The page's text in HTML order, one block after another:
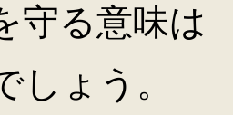
守る意味は
しょう。